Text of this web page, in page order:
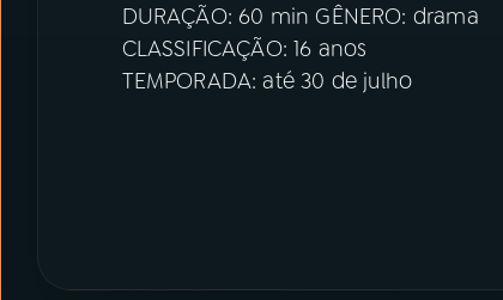
DURAÇÃO: 60 min GÊNERO: drama
CLASSIFICAÇÃO: 16 anos
TEMPORADA: até 30 de julho